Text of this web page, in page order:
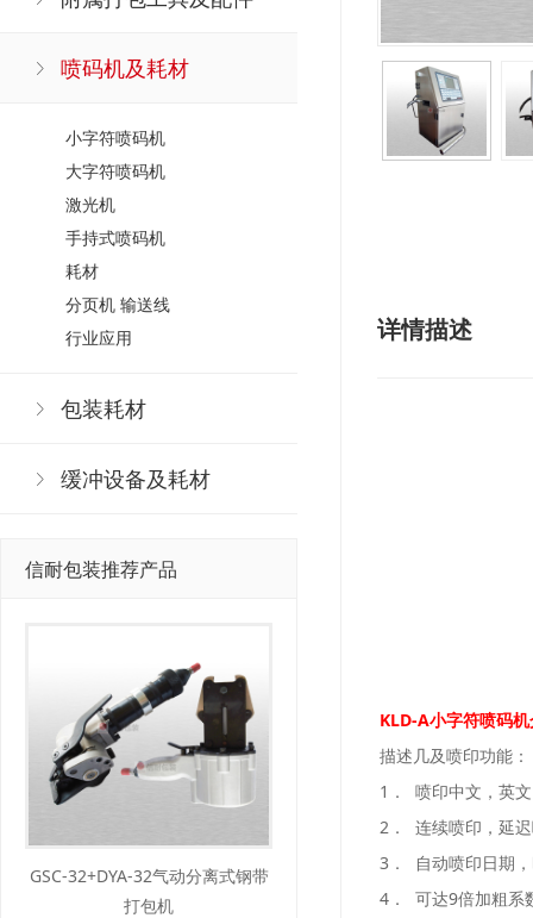
喷码机及耗材
小字符喷码机
大字符喷码机
激光机
手持式喷码机
耗材
分页机 输送线
行业应用
包装耗材
缓冲设备及耗材
信耐包装推荐产品
GSC-32+DYA-32气动分离式钢带
打包机
详情描述
KLD-A小字符喷码
描述几及喷印功能：
1． 喷印中文，英
2． 连续喷印，延
3． 自动喷印日期
4． 可达9倍加粗系